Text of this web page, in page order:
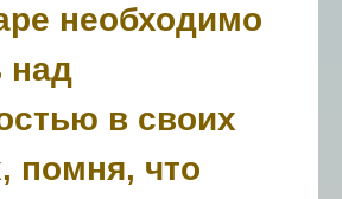
необходимо
над
в своих
помня, что